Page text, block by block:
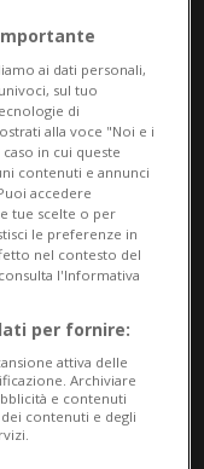
del Piz
circa le 9
affrontando la
è stata c...
archivio
Archivioper
scegli
e
pubblicità.
ai dati personali,
sul tuo
di
alla voce "Noi e i
in cui queste
contenuti e annunci
accedere
tue scelte o per
le preferenze in
nel contesto del
l'Informativa
per fornire:
attiva delle
Archiviare
e contenuti
contenuti e degli